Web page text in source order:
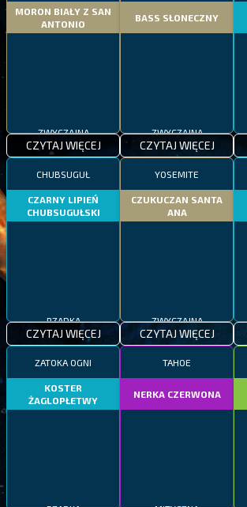
MORON BIAŁY Z SAN
ANTONIO
ZWYCZAJNA
CZYTAJ WIĘCEJ
BASS SŁONECZNY
ZWYCZAJNA
CZYTAJ WIĘCEJ
CHUBSUGUŁ
CZARNY LIPIEŃ
CHUBSUGUŁSKI
RZADKA
CZYTAJ WIĘCEJ
YOSEMITE
CZUKUCZAN SANTA
ANA
ZWYCZAJNA
CZYTAJ WIĘCEJ
ZATOKA OGNI
KOSTER
ŻAGLOPŁETWY
TAHOE
NERKA CZERWONA